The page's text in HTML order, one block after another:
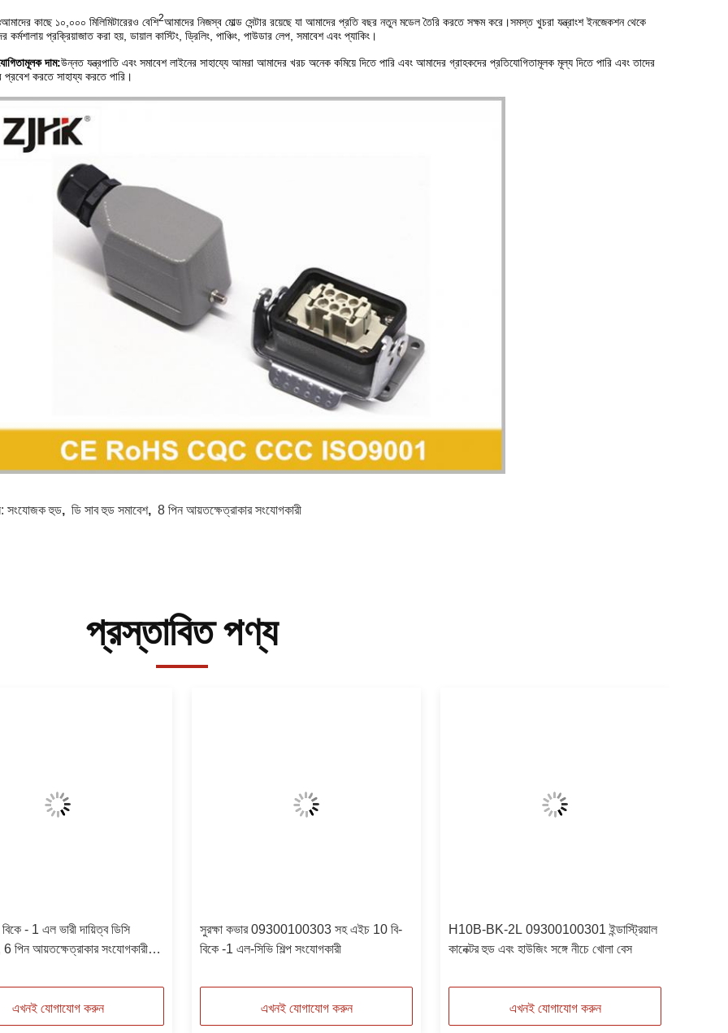
আমাদের কাছে ১০,০০০ মিলিমিটারেরও বেশি2আমাদের নিজস্ব মোল্ড সেন্টার রয়েছে যা আমাদের প্রতি বছর নতুন মডেল তৈরি করতে সক্ষম করে।সমস্ত খুচরা যন্ত্রাংশ ইনজেকশন থেকে
কর্মশালায় প্রক্রিয়াজাত করা হয়, ডায়াল কাস্টিং, ড্রিলিং, পাঞ্চিং, পাউডার লেপ, সমাবেশ এবং প্যাকিং।
দাম:উন্নত যন্ত্রপাতি এবং সমাবেশ লাইনের সাহায্যে আমরা আমাদের খরচ অনেক কমিয়ে দিতে পারি এবং আমাদের গ্রাহকদের প্রতিযোগিতামূলক মূল্য দিতে পারি এবং তাদের
প্রবেশ করতে সাহায্য করতে পারি।
সংযোজক হুড, ডি সাব হুড সমাবেশ, 8 পিন আয়তক্ষেত্রাকার সংযোগকারী
প্রস্তাবিত পণ্য
- 1 এল ভারী দায়িত্ব ডিসি
6 পিন আয়তক্ষেত্রাকার সংযোগকারী
এখনই যোগাযোগ করুন
সুরক্ষা কভার 09300100303 সহ এইচ 10 বি-
বিকে -1 এল-সিভি শিল্প সংযোগকারী
এখনই যোগাযোগ করুন
H10B-BK-2L 09300100301 ইন্ডাস্ট্রিয়াল
কানেক্টর হুড এবং হাউজিং সঙ্গে নীচে খোলা বেস
এখনই যোগাযোগ করুন